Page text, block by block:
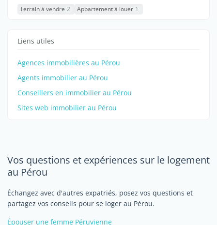
Terrain à vendre 2 Appartement à louer 1
Liens utiles
Agences immobilières au Pérou
Agents immobilier au Pérou
Conseillers en immobilier au Pérou
Sites web immobilier au Pérou
Vos questions et expériences sur le logement
au Pérou
Échangez avec d'autres expatriés, posez vos questions et
partagez vos conseils pour se loger au Pérou.
Épouser une femme Péruvienne